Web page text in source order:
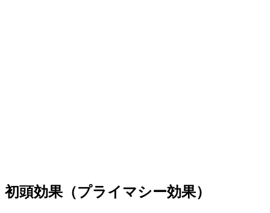
初頭効果（プライマシー効果）